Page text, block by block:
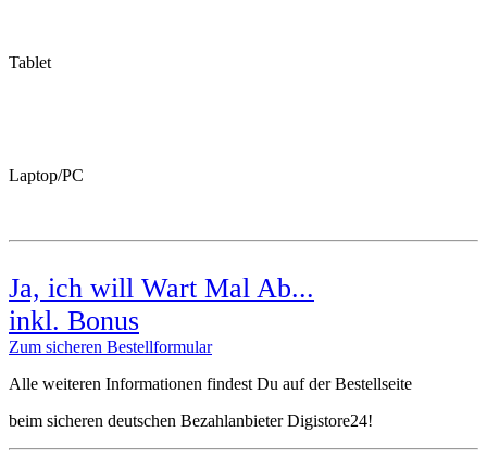
Tablet
Laptop/PC
Ja, ich will Wart Mal Ab...
inkl. Bonus
Zum sicheren Bestellformular
Alle weiteren Informationen findest Du auf der Bestellseite
beim sicheren deutschen Bezahlanbieter Digistore24!